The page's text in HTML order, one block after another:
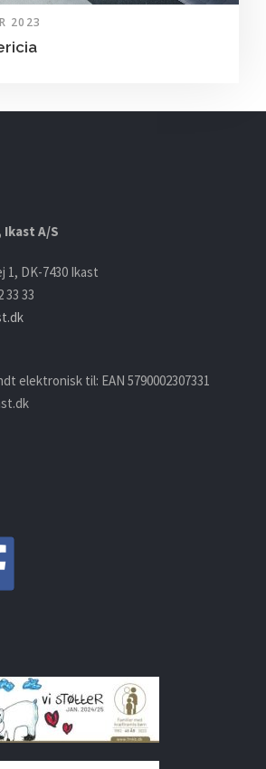
2023
A/S
1, DK-7430 Ikast
33 33
elektronisk til: EAN 5790002307331